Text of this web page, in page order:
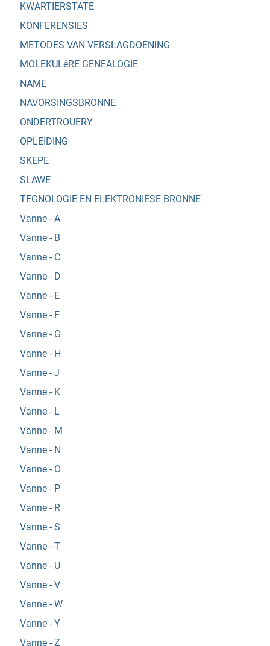
KWARTIERSTATE
KONFERENSIES
METODES VAN VERSLAGDOENING
MOLEKULêRE GENEALOGIE
NAME
NAVORSINGSBRONNE
ONDERTROUERY
OPLEIDING
SKEPE
SLAWE
TEGNOLOGIE EN ELEKTRONIESE BRONNE
Vanne - A
Vanne - B
Vanne - C
Vanne - D
Vanne - E
Vanne - F
Vanne - G
Vanne - H
Vanne - J
Vanne - K
Vanne - L
Vanne - M
Vanne - N
Vanne - O
Vanne - P
Vanne - R
Vanne - S
Vanne - T
Vanne - U
Vanne - V
Vanne - W
Vanne - Y
Vanne - Z